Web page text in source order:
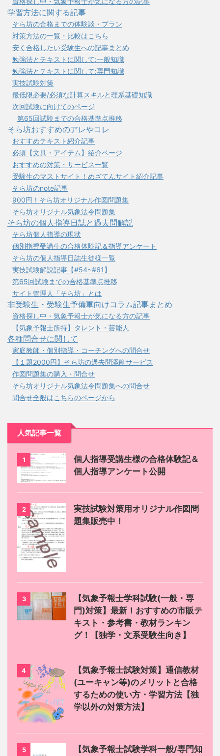
学習方法に関する記事
そら坊の合格までの体験談・プラン
対策方法の一覧・比較はこちら
安く合格したい受験生への記事まとめ
勉強法とテキストに関して:一般知識
勉強法とテキストに関して:専門知識
実技試験対策
最低限必要/必須な計算スキルと理系基礎知識
次回試験に向けてのページ
第65回試験までの合格基準点推移
そら坊おすすめのアレやコレ
おすすめテキスト紹介記事
必須【文具・アイテム】紹介ページ
おすすめの対策・サービス一覧
受験生のマストサイト！めざてんサイト紹介記事
そら坊のnote記事
900円！そら坊オリジナル作図問題集
そら坊オリジナル気象法令問題集
そら坊の個人指導日誌と過去問解説
そら坊個人指導の現状
個別指導受講生の合格体験記＆指導アンケート
そら坊の個人指導日誌生徒様一覧
実技試験解説記事【#54~#61】
第65回試験までの合格基準点推移
サイト管理人「そら坊」とは
非受験生・受験生予備軍向けコラム記事まとめ
資格探し中・気象予報士が気になる方の記事
【気象予報士所持】タレント・芸能人
各種問合せに関して
家庭教師・個別指導・コーチングへの問合せ
【１題2000円】そら坊の過去問添削サービス
作図問題集の購入・問合せ
そら坊オリジナル気象法令問題集への問合せ
問合せ全般はこちらのページから
人気記事一覧
1
個人指導受講生様の合格体験記＆
個人指導アンケート公開
2
実技試験対策用オリジナル作図問
題集販売中！
3
【気象予報士学科試験(一般・専
門)対策】最新！おすすめの市販テ
キスト・参考書・教材ランキン
グ！【独学・文系受験生向き】
4
【気象予報士試験対策】通信教材
(ユーキャン等)のメリットと合格
するための使い方・学習方法【独
学以外の対策方法】
5
【気象予報士試験学科一般/専門知